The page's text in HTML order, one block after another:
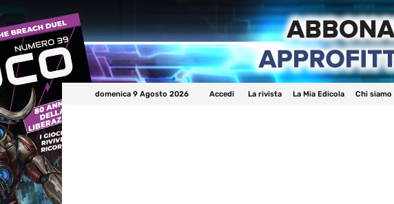
domenica 9 Agosto 2026 Accedi La rivista La Mia Edicola Chi siamo